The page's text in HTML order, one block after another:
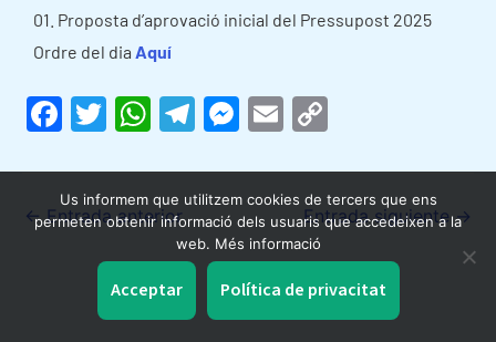
01. Proposta d’aprovació inicial del Pressupost 2025
Ordre del dia Aquí
F
c
e
T
itt
er
W
at
s
A
p
p
T
e
gr
a
m
M
s
s
e
n
g
E
ai
l
p
y
Li
n
k
←Entrada anterior Entrada siguiente→
Us informem que utilitzem cookies de tercers que ens
permeten obtenir informació dels usuaris que accedeixen a la
web. Més informació
Acceptar Política de privacitat